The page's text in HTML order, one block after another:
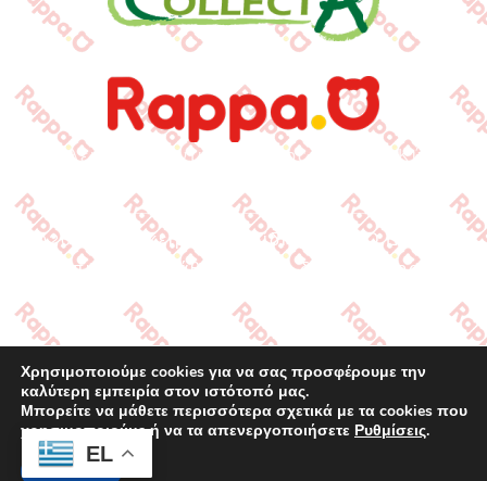
www.rappa.gr
Αποκλειστικός Αντιπρόσωπος Ελλάδα, Κύπρο,
©2026.
Ιωακείμ Γουναρίδης & Σια Ο.Ε. – Με
επιφύλαξη κάθε νόμιμου δικαιώματος.
EL
Χρησιμοποιούμε cookies για να σας προσφέρουμε την
καλύτερη εμπειρία στον ιστότοπό μας.
Μπορείτε να μάθετε περισσότερα σχετικά με τα cookies που
χρησιμοποιούμε ή να τα απενεργοποιήσετε Ρυθμίσεις.
Αποδοχή